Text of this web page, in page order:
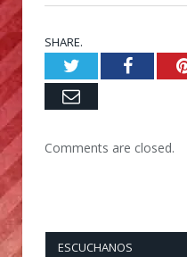
SHARE.
Twitter
Email
Comments are closed.
ESCUCHANOS